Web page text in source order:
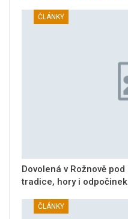
ČLÁNKY
Dovolená v Rožnově
tradice, hory i odpočinek
ČLÁNKY